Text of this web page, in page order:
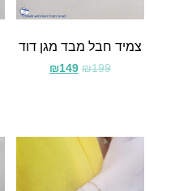
צמיד חבל מבד מגן דוד
₪199
₪149